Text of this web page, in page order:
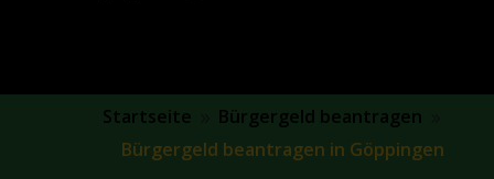
Startseite Bürgergeld beantragen
Bürgergeld beantragen in Göppingen